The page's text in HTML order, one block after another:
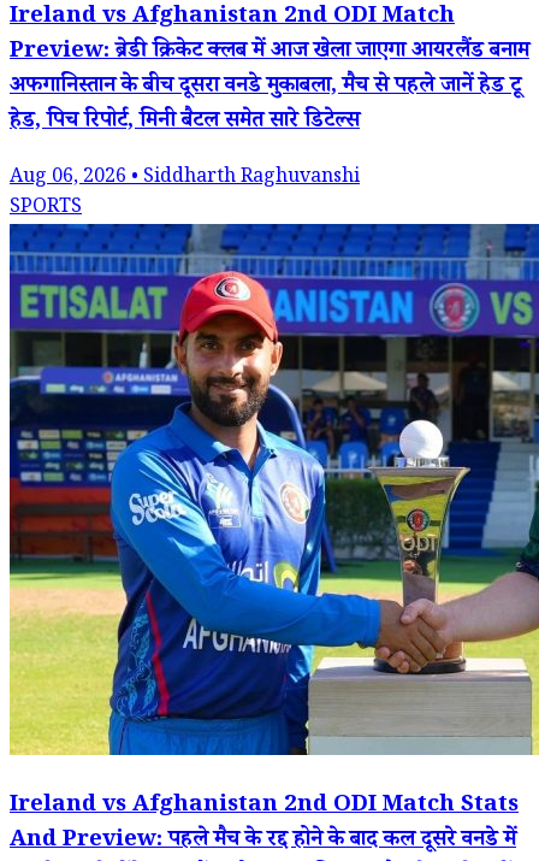
Ireland vs Afghanistan 2nd ODI Match
Preview: ब्रेडी क्रिकेट क्लब में आज खेला जाएगा आयरलैंड बनाम
अफगानिस्तान के बीच दूसरा वनडे मुकाबला, मैच से पहले जानें हेड टू
हेड, पिच रिपोर्ट, मिनी बैटल समेत सारे डिटेल्स
Aug 06, 2026 • Siddharth Raghuvanshi
SPORTS
Ireland vs Afghanistan 2nd ODI Match Stats
And Preview: पहले मैच के रद्द होने के बाद कल दूसरे वनडे में